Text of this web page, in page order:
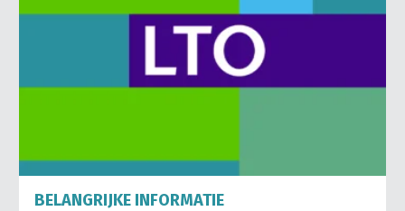
BELANGRIJKE INFORMATIE